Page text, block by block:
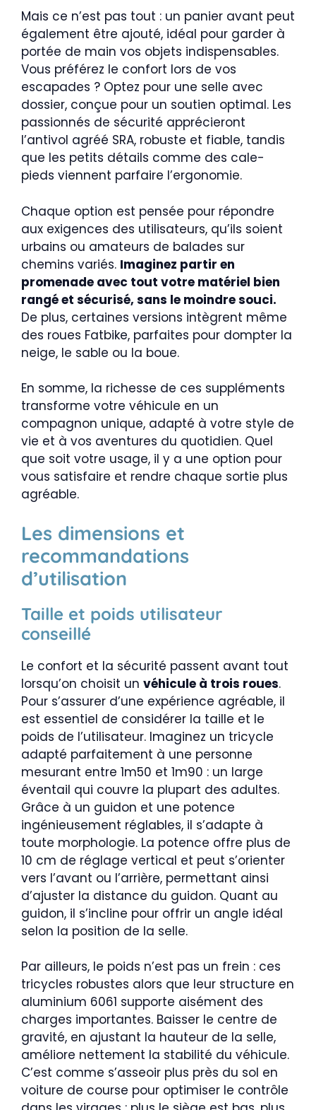
Mais ce n’est pas tout : un panier avant peut
également être ajouté, idéal pour garder à
portée de main vos objets indispensables.
Vous préférez le confort lors de vos
escapades ? Optez pour une selle avec
dossier, conçue pour un soutien optimal. Les
passionnés de sécurité apprécieront
l’antivol agréé SRA, robuste et fiable, tandis
que les petits détails comme des cale-
pieds viennent parfaire l’ergonomie.
Chaque option est pensée pour répondre
aux exigences des utilisateurs, qu’ils soient
urbains ou amateurs de balades sur
chemins variés. Imaginez partir en
promenade avec tout votre matériel bien
rangé et sécurisé, sans le moindre souci.
De plus, certaines versions intègrent même
des roues Fatbike, parfaites pour dompter la
neige, le sable ou la boue.
En somme, la richesse de ces suppléments
transforme votre véhicule en un
compagnon unique, adapté à votre style de
vie et à vos aventures du quotidien. Quel
que soit votre usage, il y a une option pour
vous satisfaire et rendre chaque sortie plus
agréable.
Les dimensions et
recommandations
d’utilisation
Taille et poids utilisateur
conseillé
Le confort et la sécurité passent avant tout
lorsqu’on choisit un véhicule à trois roues.
Pour s’assurer d’une expérience agréable, il
est essentiel de considérer la taille et le
poids de l’utilisateur. Imaginez un tricycle
adapté parfaitement à une personne
mesurant entre 1m50 et 1m90 : un large
éventail qui couvre la plupart des adultes.
Grâce à un guidon et une potence
ingénieusement réglables, il s’adapte à
toute morphologie. La potence offre plus de
10 cm de réglage vertical et peut s’orienter
vers l’avant ou l’arrière, permettant ainsi
d’ajuster la distance du guidon. Quant au
guidon, il s’incline pour offrir un angle idéal
selon la position de la selle.
Par ailleurs, le poids n’est pas un frein : ces
tricycles robustes alors que leur structure en
aluminium 6061 supporte aisément des
charges importantes. Baisser le centre de
gravité, en ajustant la hauteur de la selle,
améliore nettement la stabilité du véhicule.
C’est comme s’asseoir plus près du sol en
voiture de course pour optimiser le contrôle